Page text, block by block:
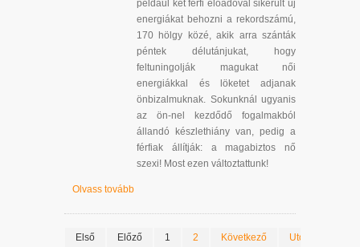
például két férfi előadóval sikerült új
energiákat behozni a rekordszámú,
170 hölgy közé, akik arra szánták
péntek délutánjukat, hogy
feltuningolják magukat női
energiákkal és löketet adjanak
önbizalmuknak. Sokunknál ugyanis
az ön-nel kezdődő fogalmakból
állandó készlethiány van, pedig a
férfiak állítják: a magabiztos nő
szexi! Most ezen változtattunk!
Olvass tovább
Első Előző 1 2 Következő Utolsó